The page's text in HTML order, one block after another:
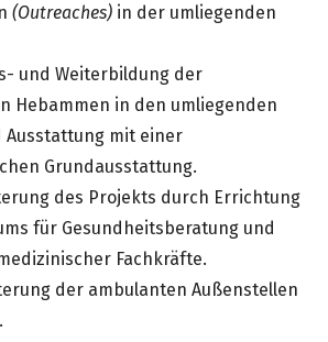
(Outreaches) in der umliegenden
und Weiterbildung der
Hebammen in den umliegenden
Ausstattung mit einer
Grundausstattung.
des Projekts durch Errichtung
für Gesundheitsberatung und
Fachkräfte.
der ambulanten Außenstellen